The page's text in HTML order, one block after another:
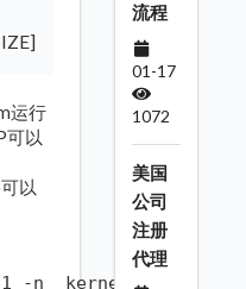
运行
以
以
-n  kernel.org
流程
01-17
1072
美国
公司
注册
代理